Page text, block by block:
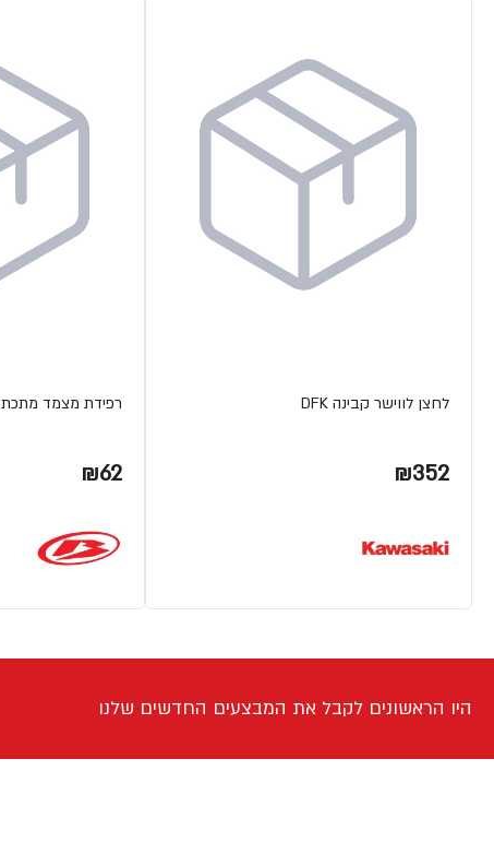
לחצן לווישר קבינה DFK
₪352
רפידת מצמד מתכת BETA
₪62
היו הראשונים לקבל את המבצעים החדשים שלנו